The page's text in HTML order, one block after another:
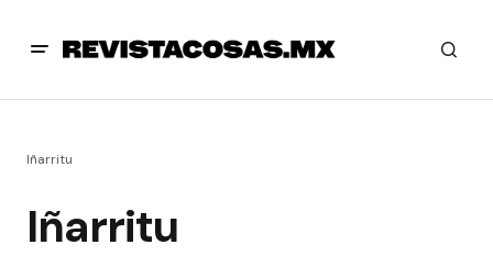
Iñarritu
Iñarritu